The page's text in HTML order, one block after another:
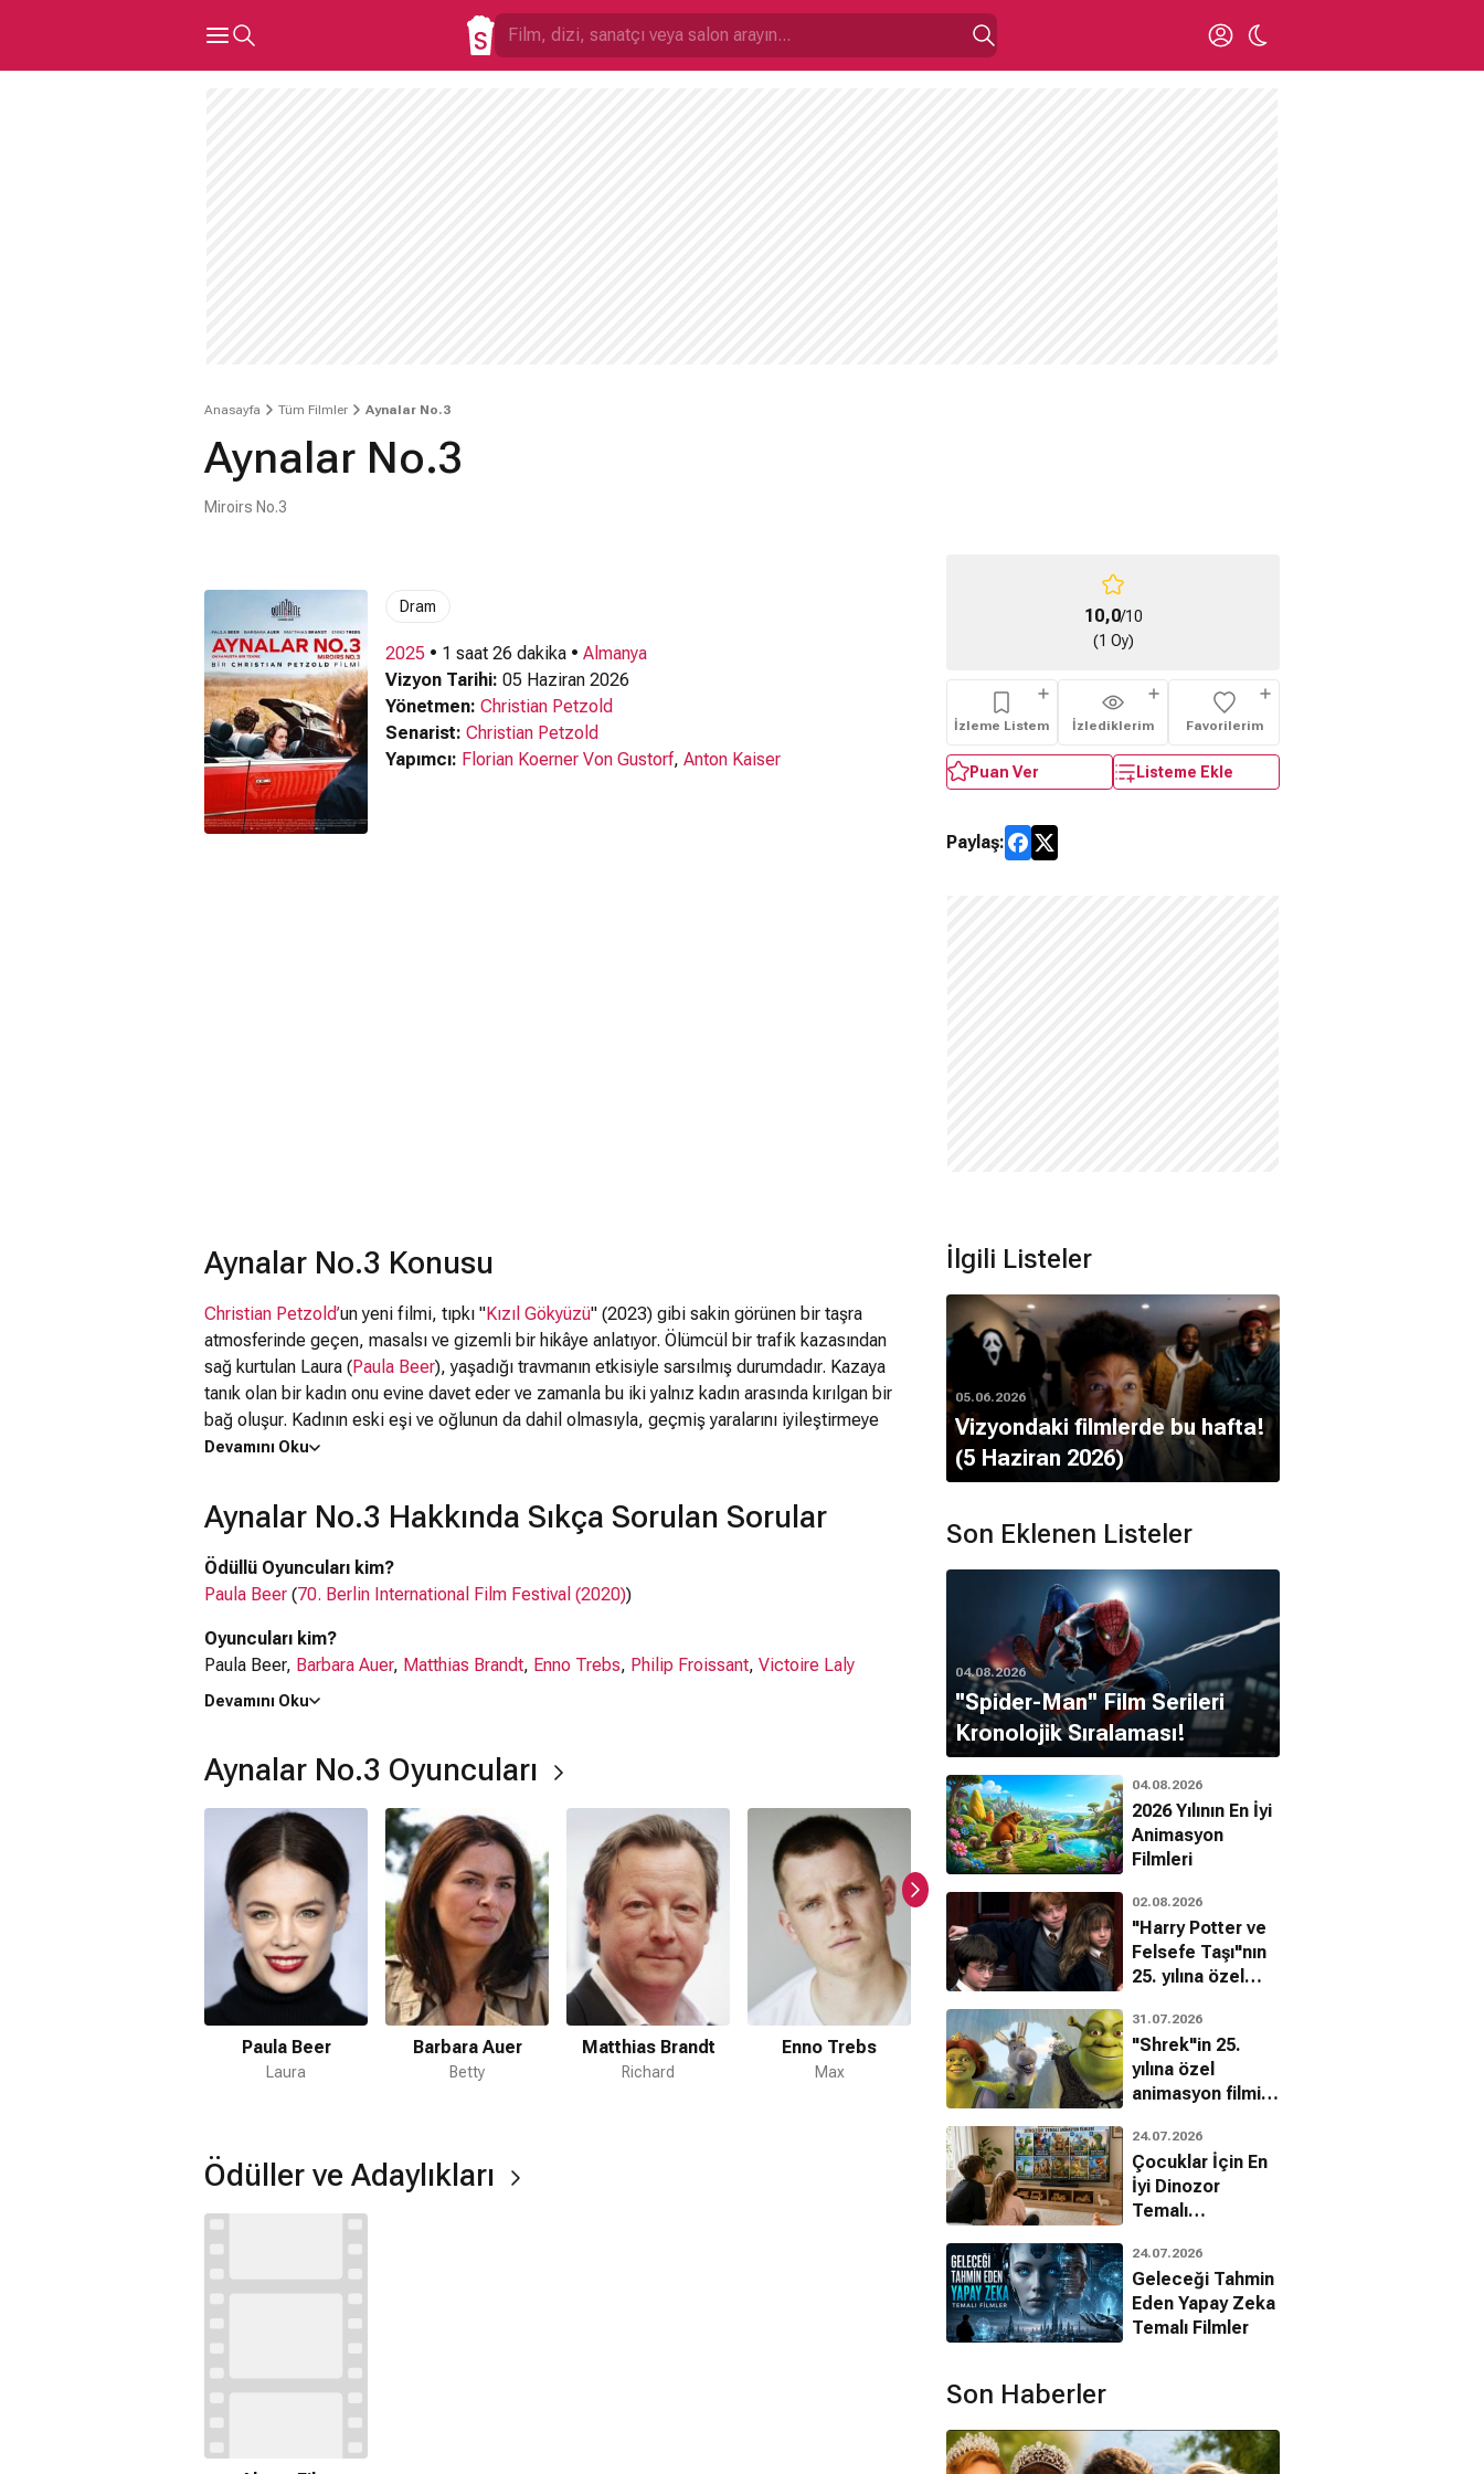
Anasayfa Tüm Filmler Aynalar No.3
Aynalar No.3
Miroirs No.3
Dram
2025 • 1 saat 26 dakika • Almanya
Vizyon Tarihi: 05 Haziran 2026
Yönetmen: Christian Petzold
Senarist: Christian Petzold
Yapımcı: Florian Koerner Von Gustorf, Anton Kaiser
10,0/10
(1 Oy)
İzleme Listem İzlediklerim Favorilerim
Puan Ver Listeme Ekle
Paylaş:
Aynalar No.3 Konusu
Christian Petzold’un yeni filmi, tıpkı "Kızıl Gökyüzü" (2023) gibi sakin görünen bir taşra
atmosferinde geçen, masalsı ve gizemli bir hikâye anlatıyor. Ölümcül bir trafik kazasından
sağ kurtulan Laura (Paula Beer), yaşadığı travmanın etkisiyle sarsılmış durumdadır. Kazaya
tanık olan bir kadın onu evine davet eder ve zamanla bu iki yalnız kadın arasında kırılgan bir
bağ oluşur. Kadının eski eşi ve oğlunun da dahil olmasıyla, geçmiş yaralarını iyileştirmeye
çalışan sıra dışı bir aile düzeni kurulmaya başlar. Ancak bastırılmış sırlar ve yüzleşilmemiş
dünya prömiyerini Cannes Film Festival kapsamında "Yönetmenlerin On Beş Günü"
bölümünde gerçekleştirdi.
Devamını Oku
Aynalar No.3 Hakkında Sıkça Sorulan Sorular
Ödüllü Oyuncuları kim?
Paula Beer (70. Berlin International Film Festival (2020))
Oyuncuları kim?
Paula Beer, Barbara Auer, Matthias Brandt, Enno Trebs, Philip Froissant, Victoire Laly
Ne zaman çıktı?
Aynalar No.3 filmi nerede çekildi?
Aynalar No.3 filmiAlmanya'da çekilmiştir.
Kaç saat?
1 saat 26 dakika
IMDb puanı kaç?
Aynalar No.3 filmi hangi tür?
Dram
Netflix'te var mı?
Hayır. Film Amazon Prime'da yayınlanmamaktadır.
Aynalar No.3 filmi müzikleri
hazırlanmıştır.
Aynalar No.3 devam filmi var mı?
Hayır. Aynalar No.3 için devam filmi bulunmamaktadır.
Gişe hasılatı ne kadar?
827.346$ kazanmıştır.
Hangi ödüllere aday oldu?
Aynalar No.3 filmi;
Devamını Oku
Aynalar No.3 Oyuncuları
Paula Beer
Laura
Barbara Auer
Betty
Matthias Brandt
Richard
Enno Trebs
Max
Philip Froissant
Jakob Victoire Laly
Debbi
Ödüller ve Adaylıkları
İlgili Listeler
05.06.2026
Vizyondaki filmlerde bu hafta!
(5 Haziran 2026)
Son Eklenen Listeler
04.08.2026
''Spider-Man'' Film Serileri
Kronolojik Sıralaması!
04.08.2026
2026 Yılının En İyi
Animasyon
Filmleri
02.08.2026
"Harry Potter ve
Felsefe Taşı"nın
25. yılına özel
bilinmeyenleri!
31.07.2026
"Shrek"in 25.
yılına özel
animasyon filmin
24.07.2026
Çocuklar İçin En
İyi Dinozor
Temalı
Filmleri
24.07.2026
Geleceği Tahmin
Eden Yapay Zeka
Temalı Filmler
Son Haberler